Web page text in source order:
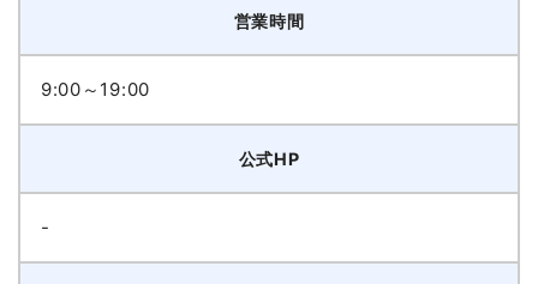
営業時間
9:00～19:00
公式HP
-